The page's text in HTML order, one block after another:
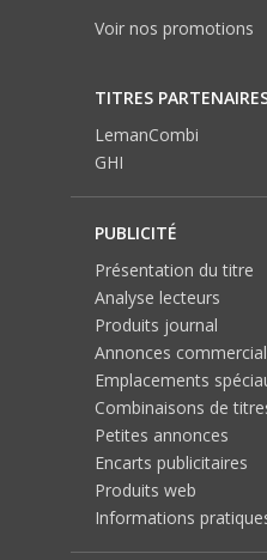
Voir nos promotions
TITRES
LemanCombi
GHI
PUBLICITÉ
Présentation du titre
Analyse lecteurs
Produits journal
Annonces
Emplacements
Combinaisons de
Petites annonces
Encarts publicitaires
Produits web
Informations